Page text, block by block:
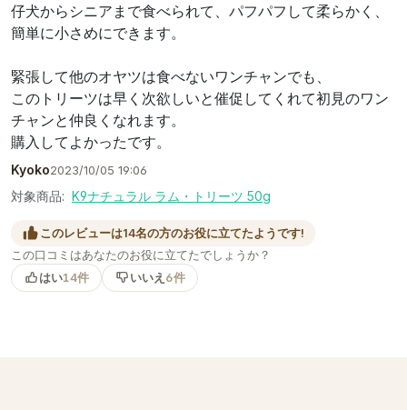
仔犬からシニアまで食べられて、パフパフして柔らかく、
簡単に小さめにできます。
緊張して他のオヤツは食べないワンチャンでも、
このトリーツは早く次欲しいと催促してくれて初見のワン
チャンと仲良くなれます。
購入してよかったです。
Kyoko2023/10/05 19:06
対象商品: K9ナチュラル ラム・トリーツ 50g
このレビューは14名の方のお役に立てたようです!
この口コミはあなたのお役に立てたでしょうか？
はい14件 いいえ 6件